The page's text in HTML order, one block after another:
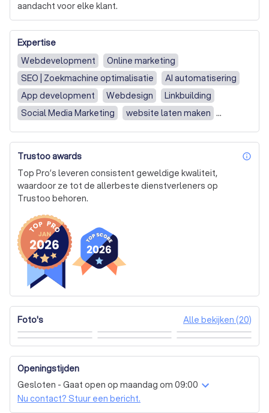
aandacht voor elke klant.
Expertise
Webdevelopment
Online marketing
SEO | Zoekmachine optimalisatie
AI automatisering
App development
Webdesign
Linkbuilding
Social Media Marketing
website laten maken
webshop laten maken
Social media automatisering
Webshop (incl. betaalmogelijkheid)
Nieuwe website
Bestaande website vernieuwen
Website bouw / redesign
Trustoo awards
Top Pro’s leveren consistent geweldige kwaliteit,
waardoor ze tot de allerbeste dienstverleners op
Trustoo behoren.
Foto's Alle bekijken (20)
Openingstijden
Gesloten - Gaat open op maandag om 09:00
Nu contact? Stuur een bericht.